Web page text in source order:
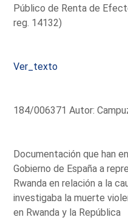
Público de Renta de
reg. 14132)
Ver_texto
184/006371 Autor:
Documentación que han
Gobierno de España a
Rwanda en relación a la
investigaba la muerte
en Rwanda y la República